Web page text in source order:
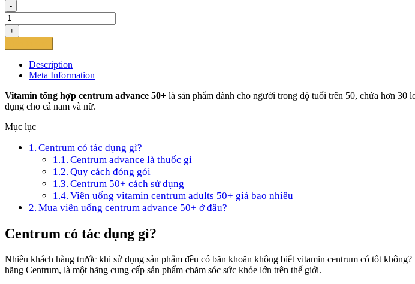
-
Vitamin
tổng
hợp
Centrum
Advance
50
tuổi)
quantity
+
Description
Meta Information
Vitamin tổng hợp centrum advance 50+ là sản phẩm dành cho người trong độ tuổi trên 50, chứa hơn
dụng cho cả nam và nữ.
Mục lục
Centrum có tác dụng gì?
Centrum advance là thuốc gì
Quy cách đóng gói
Centrum 50+ cách sử dụng
Viên uống vitamin centrum adults 50+ giá bao nhiêu
Mua viên uống centrum advance 50+ ở đâu?
Centrum có tác dụng gì?
Nhiều khách hàng trước khi sử dụng sản phẩm đều có băn khoăn không biết vitamin centrum có tốt
hãng Centrum, là một hãng cung cấp sản phẩm chăm sóc sức khỏe lớn trên thế giới.